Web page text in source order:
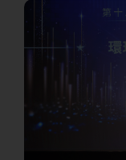
員工職涯
推動集團
台灣廠區，
員工工作
部講師分
退休準備
程邀集環球
晶及關聯
涯轉銜資